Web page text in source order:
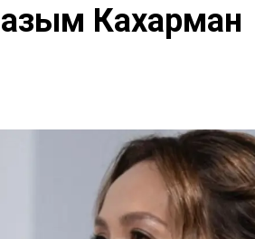
Кахарман